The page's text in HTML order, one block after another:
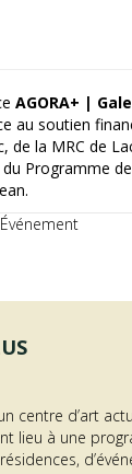
AGORA+ |
au soutien
de la MRC de
du Programme
Événement
centre d’art
lieu à une